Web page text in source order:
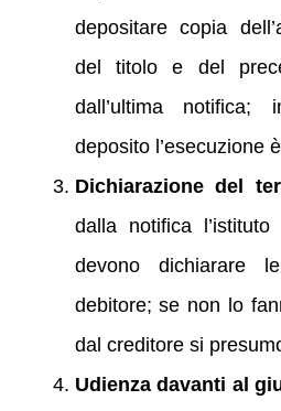
depositare copia
del titolo e del
dall’ultima
deposito l’esecuzione è
Dichiarazione del
dalla notifica
devono dichiarare
debitore; se non lo
dal creditore si
Udienza davanti al